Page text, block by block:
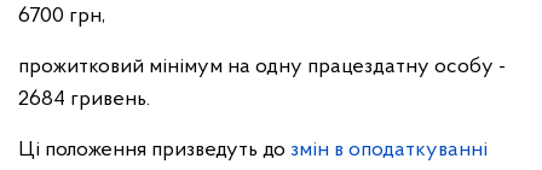
6700 грн,
прожитковий мінімум на одну працездатну особу -
2684 гривень.
Ці положення призведуть до змін в оподаткуванні